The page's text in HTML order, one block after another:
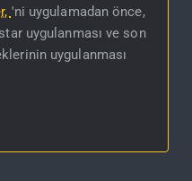
'ni uygulamadan önce,
uygulanması ve son
uygulanması